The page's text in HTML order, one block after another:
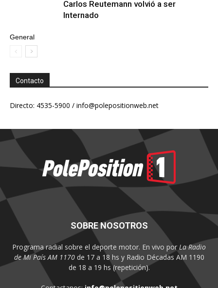
General
Carlos Reutemann volvió a ser
Internado
Contacto
Directo: 4535-5900 / info@polepositionweb.net
SOBRE NOSOTROS
Programa radial sobre el deporte motor. En vivo por La Radio
de Mi País AM 1170de 17 a 18 hs y Radio Décadas AM 1190
de 18 a 19 hs (repetición).